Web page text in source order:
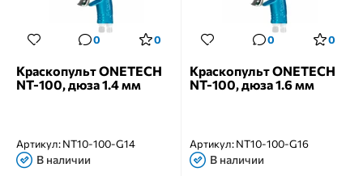
0 0
Краскопульт ONETECH
NT-100, дюза 1.4 мм
Артикул:NT10-100-G14
В наличии
0 0
Краскопульт ONETECH
NT-100, дюза 1.6 мм
Артикул:NT10-100-G16
В наличии